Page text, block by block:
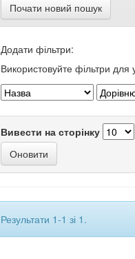
Почати новий пошук
Додати фільтри:
Використовуйте фільтри для
Вивести на сторінку
Результати 1-1 зі 1.